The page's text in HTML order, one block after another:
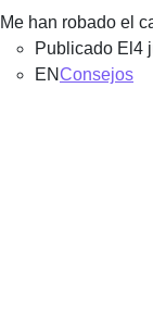
Me han robado el
Publicado El 4
ENConsejos